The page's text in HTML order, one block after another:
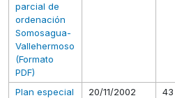
parcial de
ordenación
Somosagua-
Vallehermoso
(Formato
PDF)
Plan especial
20/11/2002 43